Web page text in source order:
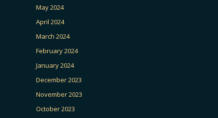
May 2024
April 2024
March 2024
February 2024
January 2024
December 2023
November 2023
October 2023